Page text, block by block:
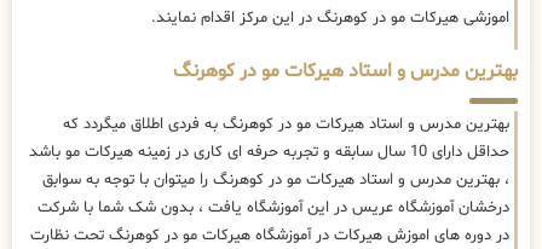
اموزشی هیرکات مو در کوهرنگ در این مرکز اقدام نمایند.
بهترین مدرس و استاد هیرکات مو در کوهرنگ
بهترین مدرس و استاد هیرکات مو در کوهرنگ به فردی اطلاق میگردد که
حداقل دارای 10 سال سابقه و تجربه حرفه ای کاری در زمینه هیرکات مو باشد
، بهترین مدرس و استاد هیرکات مو در کوهرنگ را میتوان با توجه به سوابق
درخشان آموزشگاه عریس در این آموزشگاه یافت ، بدون شک شما با شرکت
در دوره های اموزش هیرکات در آموزشگاه هیرکات مو در کوهرنگ تحت نظارت